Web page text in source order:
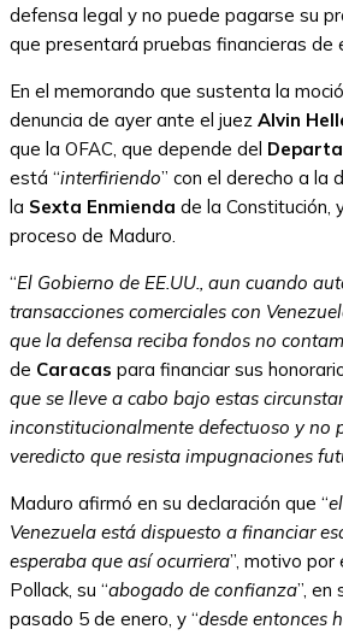
defensa legal y no puede pagarse su
que presentará pruebas financieras de
En el memorando que sustenta la
denuncia de ayer ante el juez Alvin
que la OFAC, que depende del
está “interfiriendo” con el derecho a la
la Sexta Enmienda de la Constitución,
proceso de Maduro.
“El Gobierno de EE.UU., aun cuando
transacciones comerciales con
que la defensa reciba fondos no
de Caracas para financiar sus
que se lleve a cabo bajo estas
inconstitucionalmente defectuoso y no
veredicto que resista impugnaciones
Maduro afirmó en su declaración que “
Venezuela está dispuesto a financiar
esperaba que así ocurriera”, motivo por
Pollack, su “abogado de confianza”, en
pasado 5 de enero, y “desde entonces